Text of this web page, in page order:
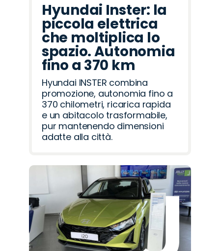
Hyundai Inster: la
piccola elettrica
che moltiplica lo
spazio. Autonomia
fino a 370 km
Hyundai INSTER combina
promozione, autonomia fino a
370 chilometri, ricarica rapida
e un abitacolo trasformabile,
pur mantenendo dimensioni
adatte alla città.